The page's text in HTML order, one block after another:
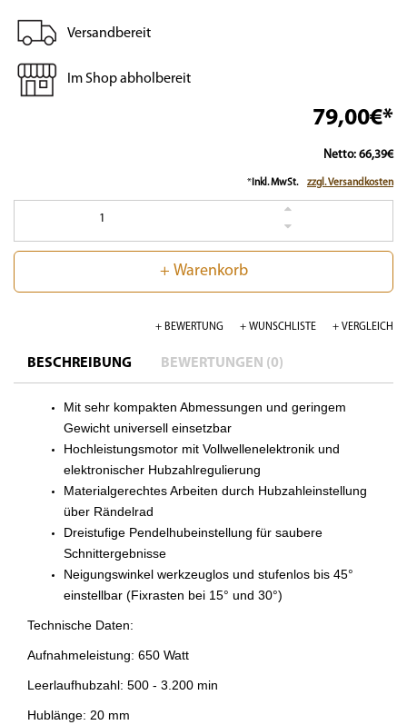
Versandbereit
Im Shop abholbereit
79,00€*
Netto: 66,39€
* Inkl. MwSt. zzgl. Versandkosten
1
+ Warenkorb
+ BEWERTUNG + WUNSCHLISTE + VERGLEICH
BESCHREIBUNG BEWERTUNGEN (0)
Mit sehr kompakten Abmessungen und geringem
Gewicht universell einsetzbar
Hochleistungsmotor mit Vollwellenelektronik und
elektronischer Hubzahlregulierung
Materialgerechtes Arbeiten durch Hubzahleinstellung
über Rändelrad
Dreistufige Pendelhubeinstellung für saubere
Schnittergebnisse
Neigungswinkel werkzeuglos und stufenlos bis 45°
einstellbar (Fixrasten bei 15° und 30°)
Technische Daten:
Aufnahmeleistung: 650 Watt
Leerlaufhubzahl: 500 - 3.200 min
Hublänge: 20 mm